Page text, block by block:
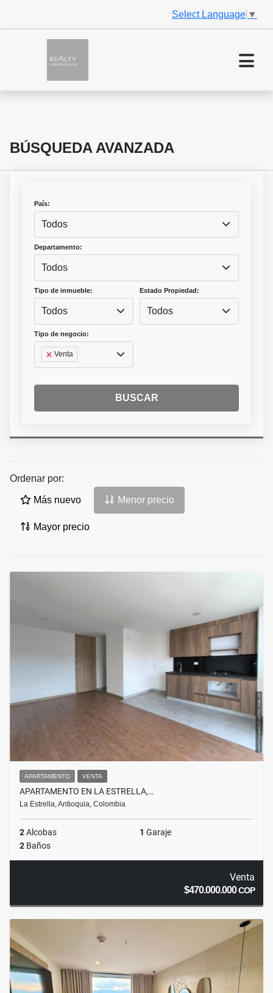
Select Language ▼
BÚSQUEDA AVANZADA
País:
Todos
Departamento:
Todos
Tipo de inmueble:
Todos
Estado Propiedad:
Todos
Tipo de negocio:
Venta
BUSCAR
Ordenar por:
Más nuevo Menor precio
Mayor precio
APARTAMENTO VENTA
APARTAMENTO EN LA ESTRELLA,…
La Estrella, Antioquia, Colombia
2Alcobas 1 Garaje
2 Baños
Venta
$470.000.000COP